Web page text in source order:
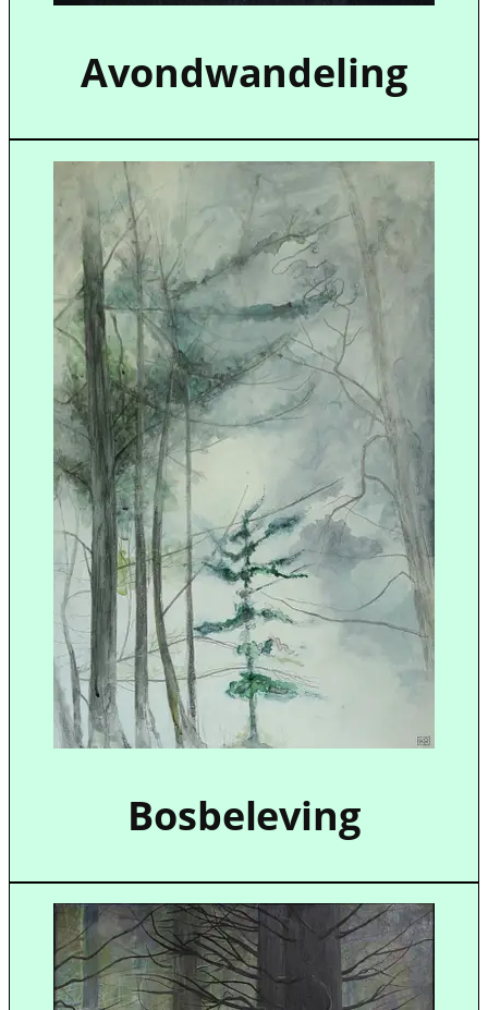
Avondwandeling
Bosbeleving